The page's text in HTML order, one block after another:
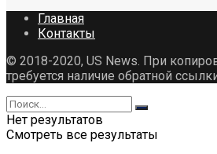
Главная
Контакты
© 2018-2020, US News. При
требуется наличие обратной
Нет результатов
Смотреть все результаты